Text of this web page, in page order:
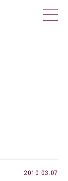
2010.03.07